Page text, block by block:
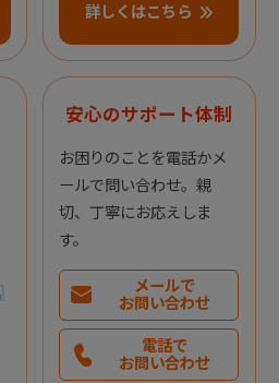
詳しくはこちら
安心のサポート体制
お困りのことを電話かメ
ールで問い合わせ。親
切、丁寧にお応えしま
す。
メールで
お問い合わせ
電話で
お問い合わせ